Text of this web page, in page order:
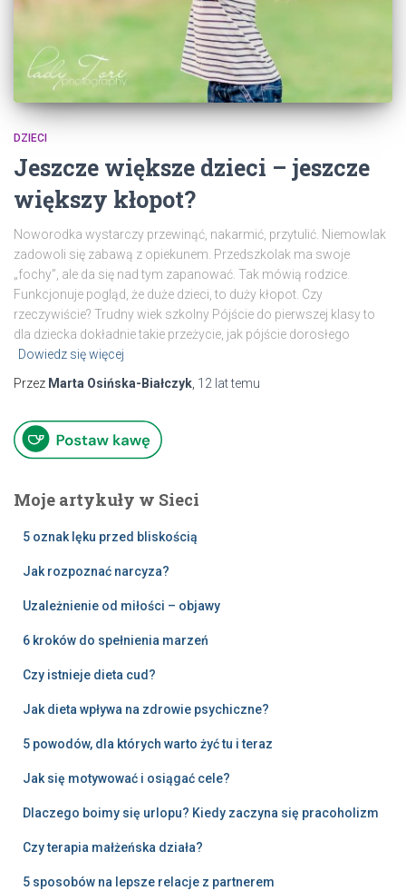
DZIECI
Jeszcze większe dzieci – jeszcze
większy kłopot?
Noworodka wystarczy przewinąć, nakarmić, przytulić. Niemowlak
zadowoli się zabawą z opiekunem. Przedszkolak ma swoje
„fochy”, ale da się nad tym zapanować. Tak mówią rodzice.
Funkcjonuje pogląd, że duże dzieci, to duży kłopot. Czy
rzeczywiście? Trudny wiek szkolny Pójście do pierwszej klasy to
dla dziecka dokładnie takie przeżycie, jak pójście dorosłego
Dowiedz się więcej
Przez Marta Osińska-Białczyk 12 lattemu
Moje artykuły w Sieci
5 oznak lęku przed bliskością
Jak rozpoznać narcyza?
Uzależnienie od miłości – objawy
6 kroków do spełnienia marzeń
Czy istnieje dieta cud?
Jak dieta wpływa na zdrowie psychiczne?
5 powodów, dla których warto żyć tu i teraz
Jak się motywować i osiągać cele?
Dlaczego boimy się urlopu? Kiedy zaczyna się pracoholizm
Czy terapia małżeńska działa?
5 sposobów na lepsze relacje z partnerem